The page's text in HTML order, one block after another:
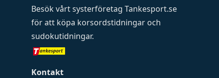
Besök vårt systerföretag Tankesport.se
för att köpa korsordstidningar och
sudokutidningar.
Kontakt